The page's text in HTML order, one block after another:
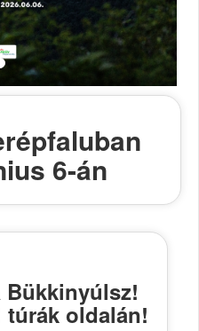
6-án
Bükkinyúlsz!
oldalán!